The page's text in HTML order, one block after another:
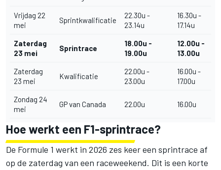
Vrijdag 22
mei
Sprintkwalificatie
22.30u -
23.14u
16.30u -
17.14u
Zaterdag
23 mei
Sprintrace
18.00u -
19.00u
12.00u -
13.00u
Zaterdag
23 mei
Kwalificatie
22.00u -
23.00u
16.00u -
17.00u
Zondag 24
mei
GP van Canada 22.00u 16.00u
Hoe werkt een F1-sprintrace?
De Formule 1 werkt in 2026 zes keer een sprintrace af
op de zaterdag van een raceweekend. Dit is een korte